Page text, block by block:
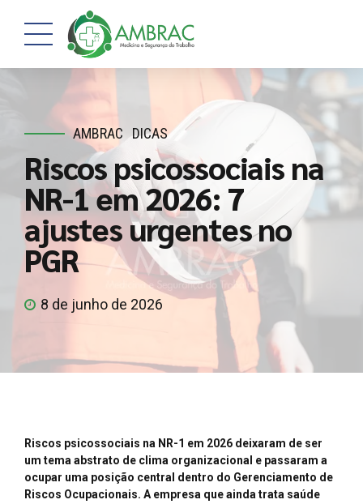
AMBRAC DICAS
Riscos psicossociais na
NR-1 em 2026: 7
ajustes urgentes no
PGR
8 de junho de 2026
Riscos psicossociais na NR-1 em 2026 deixaram de ser
um tema abstrato de clima organizacional e passaram a
ocupar uma posição central dentro do Gerenciamento de
Riscos Ocupacionais. A empresa que ainda trata saúde